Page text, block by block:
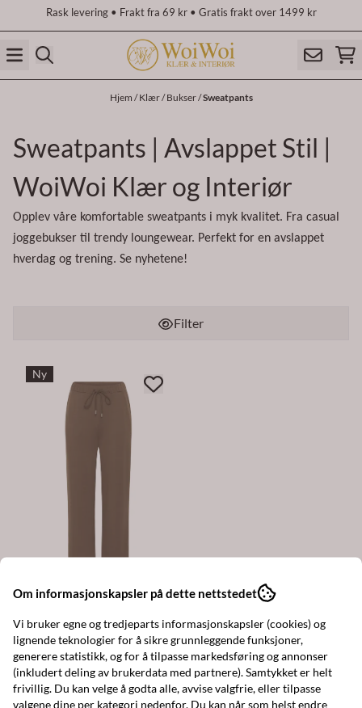
Hopp til innholdRask levering • Frakt fra 69 kr • Gratis frakt over 1499 kr
Hjem /Klær/Bukser/Sweatpants
Sweatpants | Avslappet Stil |
WoiWoi Klær og Interiør
Opplev våre komfortable sweatpants i myk kvalitet. Fra casual
joggebukser til trendy loungewear. Perfekt for en avslappet
hverdag og trening. Se nyhetene!
Filter
Ny
KAannie Pants
599,-
På lager
Om informasjonskapsler på dette nettstedet
Vi bruker egne og tredjeparts informasjonskapsler (cookies) og
lignende teknologier for å sikre grunnleggende funksjoner,
generere statistikk, og for å tilpasse markedsføring og annonser
(inkludert deling av brukerdata med partnere). Samtykket er helt
frivillig. Du kan velge å godta alle, avvise valgfrie, eller tilpasse
valgene dine per kategori nedenfor. Du kan når som helst endre